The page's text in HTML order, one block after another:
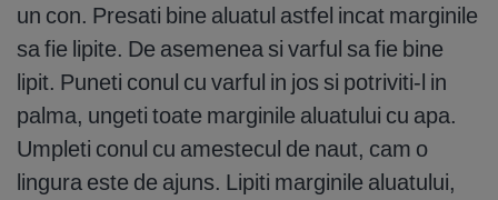
un con. Presati bine aluatul astfel incat marginile
sa fie lipite. De asemenea si varful sa fie bine
lipit. Puneti conul cu varful in jos si potriviti-l in
palma, ungeti toate marginile aluatului cu apa.
Umpleti conul cu amestecul de naut, cam o
lingura este de ajuns. Lipiti marginile aluatului,